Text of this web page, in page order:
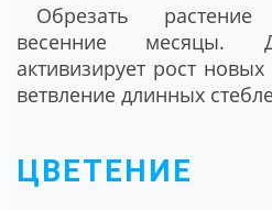
Обрезать
весенние месяцы.
активизирует рост
ветвление длинных
ЦВЕТЕНИЕ